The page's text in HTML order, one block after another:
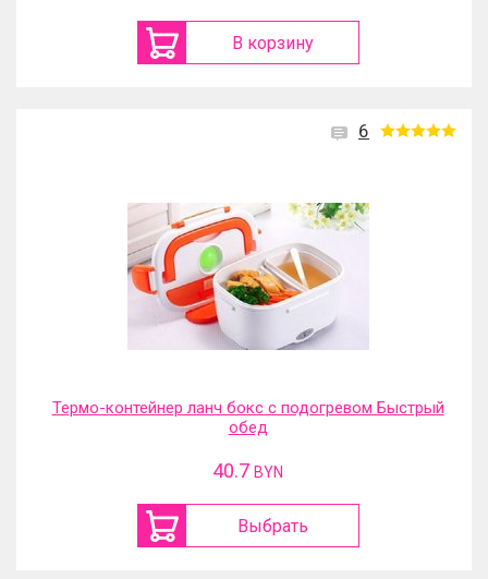
В корзину
6
Термо-контейнер ланч бокс с подогревом Быстрый
обед
40.7 BYN
Выбрать